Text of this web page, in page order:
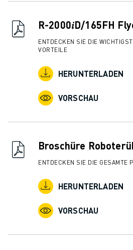
R-2000𝑖D/165FH
ENTDECKEN SIE DIE
VORTEILE
HERUNTERLADEN
VORSCHAU
Broschüre
ENTDECKEN SIE DIE GESAMTE
HERUNTERLADEN
VORSCHAU